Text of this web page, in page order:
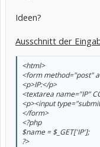
Ideen?
Ausschnitt der
<html>
<form method="post"
<p>IP:</p>
<textarea name="IP"
<p><input
</form>
<?php
$name = $_GET['IP'];
?>